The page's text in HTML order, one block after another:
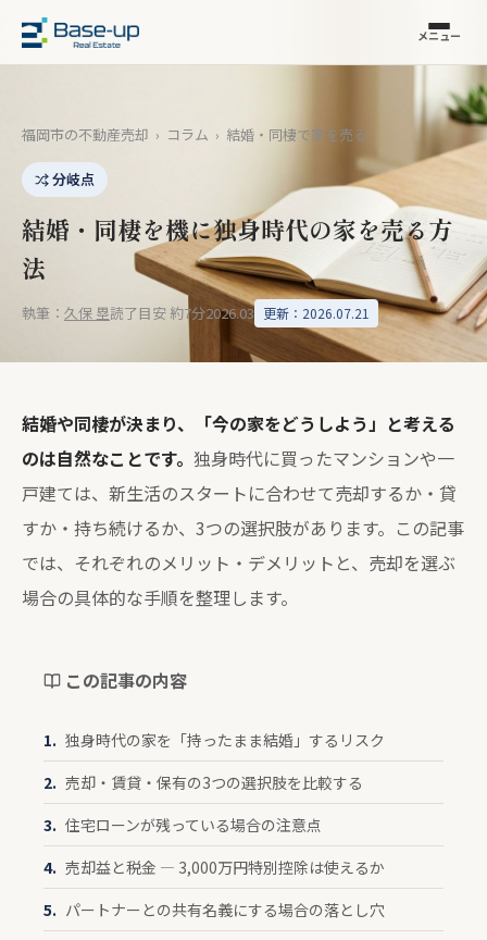
メニュー
福岡市の不動産売却 › コラム › 結婚・同棲で家を売る
分岐点
結婚・同棲を機に独身時代の家を売る方
法
執筆： 久保 塁読了目安 約7分2026.03 更新：2026.07.21
結婚や同棲が決まり、「今の家をどうしよう」と考える
のは自然なことです。 独身時代に買ったマンションや一
戸建ては、新生活のスタートに合わせて売却するか・貸
すか・持ち続けるか、3つの選択肢があります。この記事
では、それぞれのメリット・デメリットと、売却を選ぶ
場合の具体的な手順を整理します。
この記事の内容
独身時代の家を「持ったまま結婚」するリスク
売却・賃貸・保有の3つの選択肢を比較する
住宅ローンが残っている場合の注意点
売却益と税金 — 3,000万円特別控除は使えるか
パートナーとの共有名義にする場合の落とし穴